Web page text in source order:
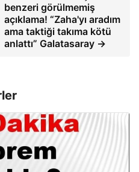
benzeri görülmemiş
açıklama! “Zaha'yı aradım
ama taktiği takıma kötü
anlattı” Galatasaray →